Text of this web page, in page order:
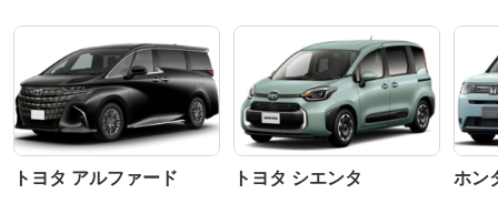
トヨタ アルファード トヨタ シエンタ ホン